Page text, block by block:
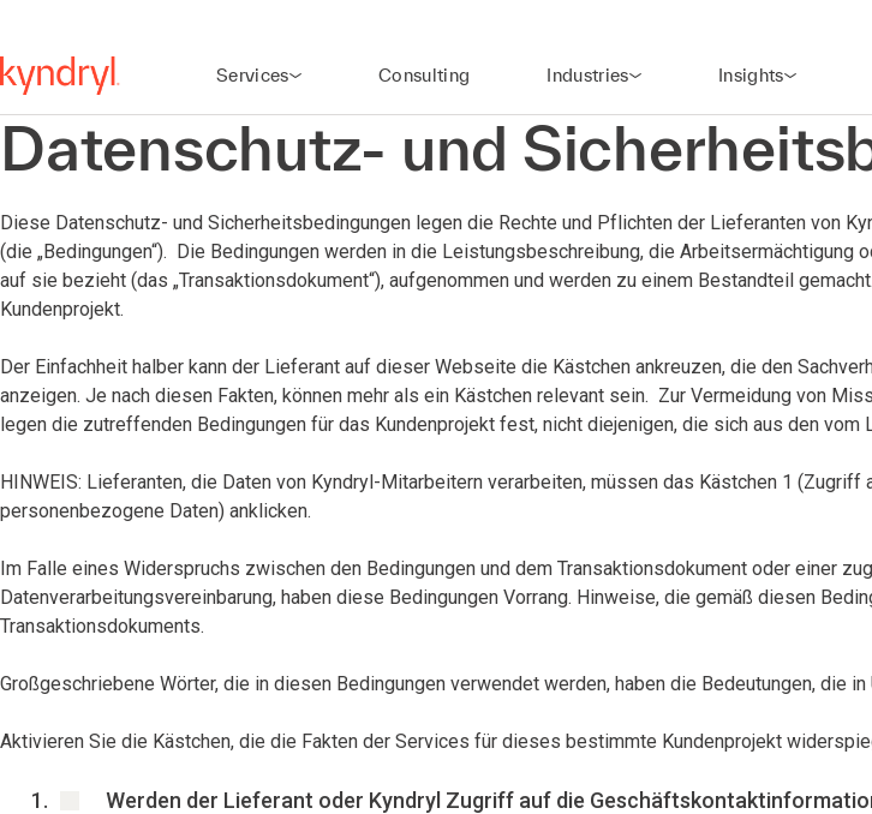
Services Consulting Industries Insights
Datenschutz- und
Diese Datenschutz- und Sicherheitsbedingungen legen die Rechte und Pflichten der Lieferanten von
(die „Bedingungen“). Die Bedingungen werden in die Leistungsbeschreibung, die
auf sie bezieht (das „Transaktionsdokument“), aufgenommen und werden zu einem Bestandteil
Kundenprojekt.
Der Einfachheit halber kann der Lieferant auf dieser Webseite die Kästchen ankreuzen, die den
anzeigen. Je nach diesen Fakten, können mehr als ein Kästchen relevant sein. Zur Vermeidung von
legen die zutreffenden Bedingungen für das Kundenprojekt fest, nicht diejenigen, die sich aus den vom
HINWEIS: Lieferanten, die Daten von Kyndryl-Mitarbeitern verarbeiten, müssen das Kästchen 1
personenbezogene Daten) anklicken.
Im Falle eines Widerspruchs zwischen den Bedingungen und dem Transaktionsdokument oder einer
Datenverarbeitungsvereinbarung, haben diese Bedingungen Vorrang. Hinweise, die gemäß diesen
Transaktionsdokuments.
Großgeschriebene Wörter, die in diesen Bedingungen verwendet werden, haben die Bedeutungen, die
Aktivieren Sie die Kästchen, die die Fakten der Services für dieses bestimmte Kundenprojekt
Werden der Lieferant oder Kyndryl Zugriff auf die